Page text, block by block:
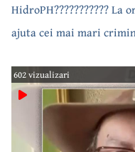
HidroPH???????????
ajuta cei mai mari
602 vizualizari